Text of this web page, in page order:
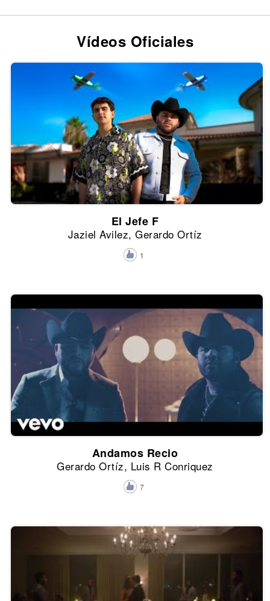
Vídeos Oficiales
El Jefe F
Jaziel Avilez, Gerardo Ortíz
1
Andamos Recio
Gerardo Ortíz, Luis R Conriquez
7